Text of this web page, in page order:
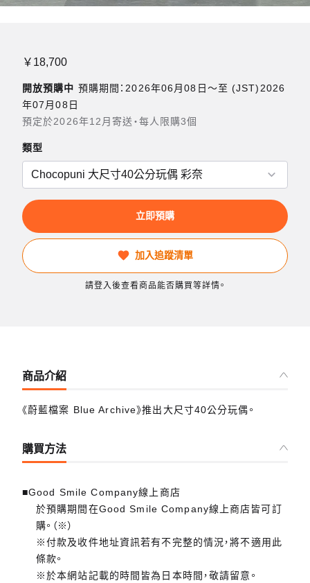
￥18,700
開放預購中 預購期間：2026年06月08日〜至 (JST)2026
年07月08日
預定於2026年12月寄送・每人限購3個
類型
立即預購
加入追蹤清單
請登入後查看商品能否購買等詳情。
商品介紹
《蔚藍檔案 Blue Archive》推出大尺寸40公分玩偶。
購買方法
■Good Smile Company線上商店
於預購期間在Good Smile Company線上商店皆可訂
購。（※）
※付款及收件地址資訊若有不完整的情況，將不適用此
條款。
※於本網站記載的時間皆為日本時間，敬請留意。